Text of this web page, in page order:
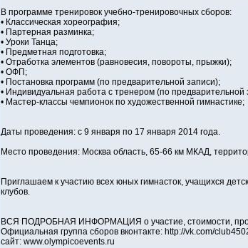
В программе тренировок учебно-тренировочных сборов:
• Классическая хореография;
• Партерная разминка;
• Уроки Танца;
• Предметная подготовка;
• Отработка элементов (равновесия, повороты, прыжки);
• ОФП;
• Постановка программ (по предварительной записи);
• Индивидуальная работа с тренером (по предварительной
• Мастер-классы чемпионок по художественной гимнастике;
Даты проведения: с 9 января по 17 января 2014 года.
Место проведения: Москва область, 65-66 км МКАД,
Приглашаем к участию всех юных гимнасток, учащихся
клубов.
ВСЯ ПОДРОБНАЯ ИНФОРМАЦИЯ о участие, стоимости,
Официальная группа сборов вконтакте: http://vk.com/
сайт: www.olympicoevents.ru